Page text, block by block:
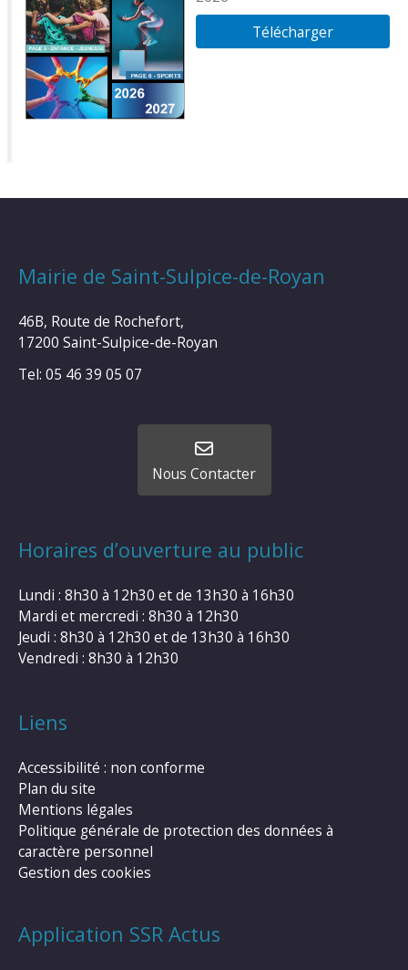
Télécharger
Mairie de Saint-Sulpice-de-Royan
46B, Route de Rochefort,
17200 Saint-Sulpice-de-Royan
Tel: 05 46 39 05 07
Nous Contacter
Horaires d’ouverture au public
Lundi : 8h30 à 12h30 et de 13h30 à 16h30
Mardi et mercredi : 8h30 à 12h30
Jeudi : 8h30 à 12h30 et de 13h30 à 16h30
Vendredi : 8h30 à 12h30
Liens
Accessibilité : non conforme
Plan du site
Mentions légales
Politique générale de protection des données à
caractère personnel
Gestion des cookies
Application SSR Actus